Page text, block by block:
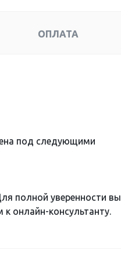
ОПЛАТА
под следующими
полной уверенности вы
онлайн-консультанту.